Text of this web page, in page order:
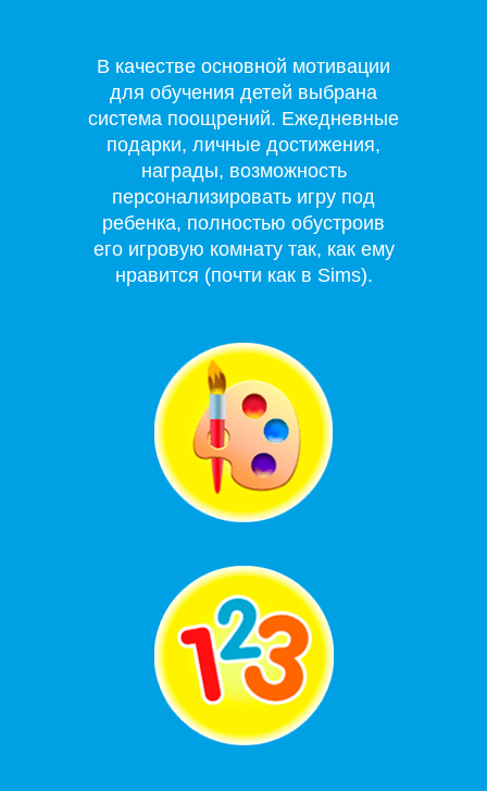
В качестве основной мотивации
для обучения детей выбрана
система поощрений. Ежедневные
подарки, личные достижения,
награды, возможность
персонализировать игру под
ребенка, полностью обустроив
его игровую комнату так, как ему
нравится (почти как в Sims).